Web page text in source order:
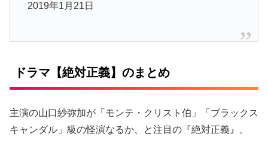
2019年1月21日
ドラマ【絶対正義】のまとめ
主演の山口紗弥加が「モンテ・クリスト伯」「ブラックス
キャンダル」級の怪演なるか、と注目の『絶対正義』。